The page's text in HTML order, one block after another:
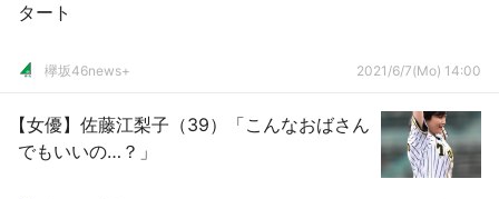
タート
欅坂46news+ 2021/6/7(Mo) 14:00
【女優】佐藤江梨子（39）「こんなおばさん
でもいいの…？」